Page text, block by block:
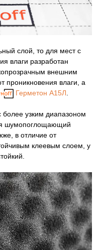
слой, то для мест с
влаги разработан
внешним
проникновения влаги, а
Герметон А15Л
узким диапазоном
шумопоглощающий
в отличие от
клеевым слоем, у